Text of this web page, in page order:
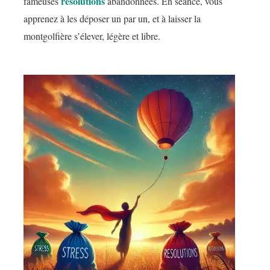
apprenez à les déposer un par un, et à laisser la
montgolfière s’élever, légère et libre.